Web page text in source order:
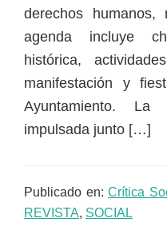
derechos humanos,
agenda incluye
histórica,
manifestación y
Ayuntamiento. La
impulsada junto […]
Publicado en: Crítica
REVISTA, SOCIAL